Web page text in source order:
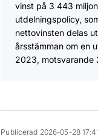
vinst på 3 443
utdelningspolicy,
nettovinsten delas
årsstämman om en
2023, motsvarande
Publicerad 2026-05-28